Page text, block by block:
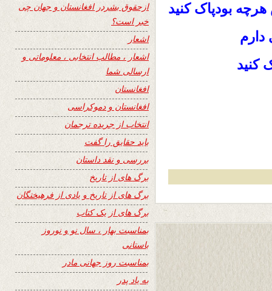
بودپاک کنید
کنید
ازحقوق بشردر افغانستان و جهان چی
خبر است؟
اشعار
اشعار ، مطالب انتخابی ، معلوماتی و
ارسالی شما
افغانستان
افغانستان و دموکراسی
انتخاب از جریده ترجمان
باید حقایق را گفت
بررسی و نقد داستان
برگ های از تاریخ
برگ های از تاریخ و یادی از فرهیختگان
برگ های از یک کتاب
بمناسبت بهار ، سال نو و نوروز
باستانی
بمناسبت روز جهانی مادر
به یاد پدر